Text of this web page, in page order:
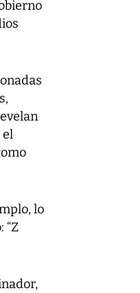
el
lo
“Z